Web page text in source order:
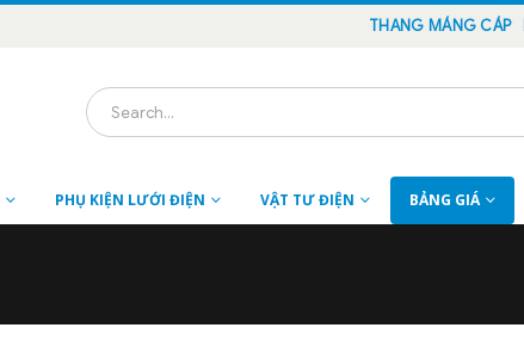
THANG MÁNG CÁP
PHỤ KIỆN LƯỚI ĐIỆN VẬT TƯ ĐIỆN BẢNG GIÁ